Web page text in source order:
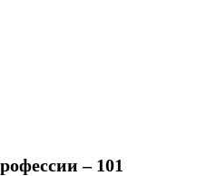
– 101